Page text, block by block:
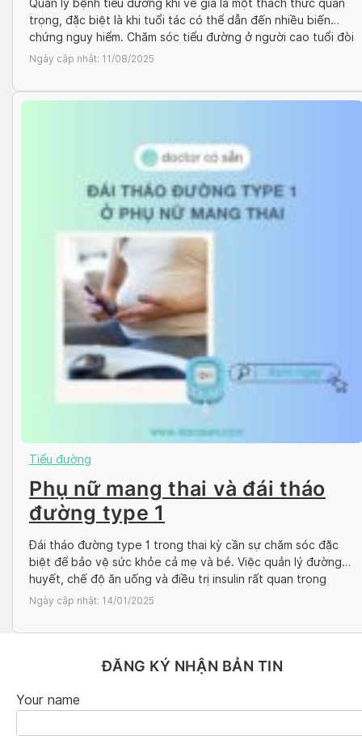
Quản lý bệnh tiểu đường khi về già là một thách thức quan
trọng, đặc biệt là khi tuổi tác có thể dẫn đến nhiều biến
chứng nguy hiểm. Chăm sóc tiểu đường ở người cao tuổi đòi
hỏi điều chỉnh chế độ ăn uống, điều trị insulin và theo dõi
Ngày cập nhật: 11/08/2025
Tiểu đường
Phụ nữ mang thai và đái tháo
đường type 1
Đái tháo đường type 1 trong thai kỳ cần sự chăm sóc đặc
biệt để bảo vệ sức khỏe cả mẹ và bé. Việc quản lý đường
huyết, chế độ ăn uống và điều trị insulin rất quan trọng
trong giai đoạn này. Cùng Docosan tìm hiểu về những thách
Ngày cập nhật: 14/01/2025
ĐĂNG KÝ NHẬN BẢN TIN
Your name